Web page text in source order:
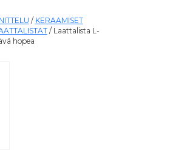
/ KERAAMISET
/ Laattalista L-
hopea